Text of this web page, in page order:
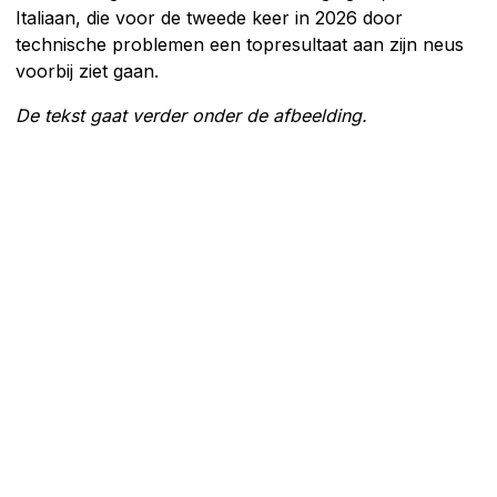
Italiaan, die voor de tweede keer in 2026 door
technische problemen een topresultaat aan zijn neus
voorbij ziet gaan.
De tekst gaat verder onder de afbeelding.